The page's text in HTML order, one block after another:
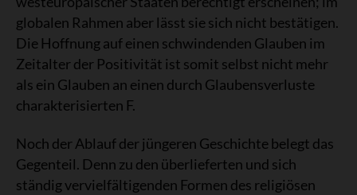
globalen Rahmen aber lässt sie sich nicht bestätigen.
Die Hoffnung auf einen schwindenden Glauben im
Zeitalter der Positivität ist somit selbst nicht mehr
als ein Glauben an einen durch Glaubensverluste
charakterisierten F.
Noch der Ablauf der jüngeren Geschichte belegt das
Gegenteil. Denn zu den überlieferten und sich
ständig vervielfältigenden Formen des religiösen